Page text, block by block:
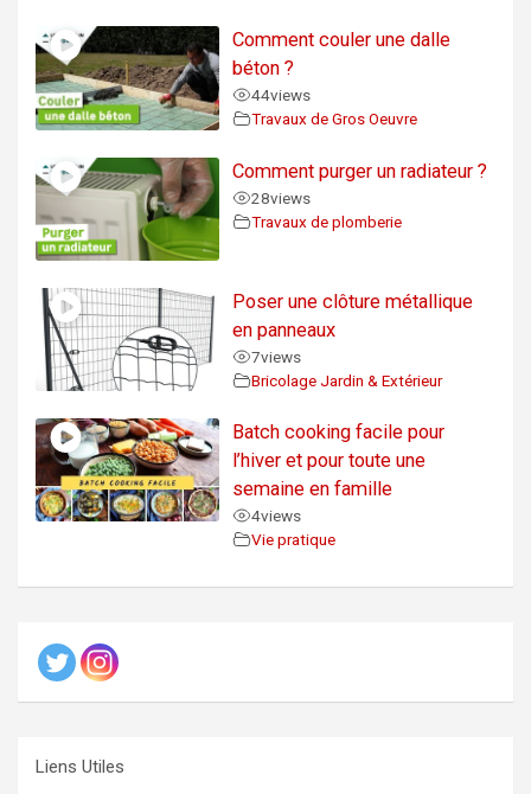
Comment couler une dalle
béton ?
44views
Travaux de Gros Oeuvre
Comment purger un radiateur ?
28views
Travaux de plomberie
Poser une clôture métallique
en panneaux
7views
Bricolage Jardin & Extérieur
Batch cooking facile pour
l’hiver et pour toute une
semaine en famille
4views
Vie pratique
Liens Utiles